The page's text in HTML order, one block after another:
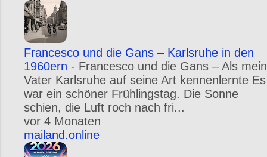
Francesco und die Gans – Karlsruhe in den
1960ern - Francesco und die Gans – Als mein
Vater Karlsruhe auf seine Art kennenlernte Es
war ein schöner Frühlingstag. Die Sonne
schien, die Luft roch nach fri...
vor 4 Monaten
mailand.online